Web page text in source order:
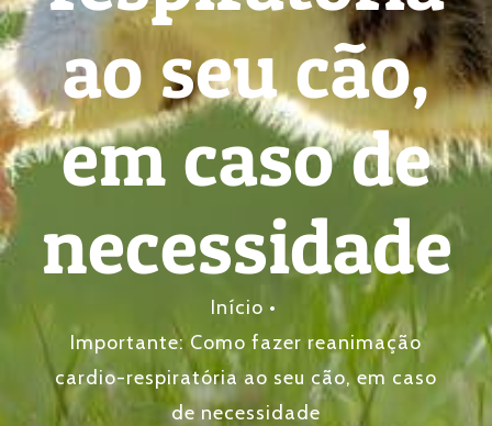
ao seu cão,
em caso de
necessidade
Início •
Importante: Como fazer reanimação
cardio-respiratória ao seu cão, em caso
de necessidade